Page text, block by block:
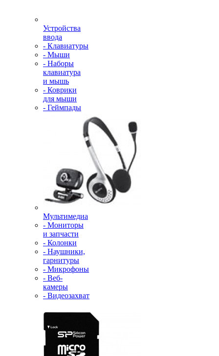
Устройства
ввода
- Клавиатуры
- Мыши
- Наборы
клавиатура
и мышь
- Коврики
для мыши
- Геймпады
Мультимедиа
- Мониторы
и запчасти
- Колонки
- Наушники,
гарнитуры
- Микрофоны
- Веб-
камеры
- Видеозахват